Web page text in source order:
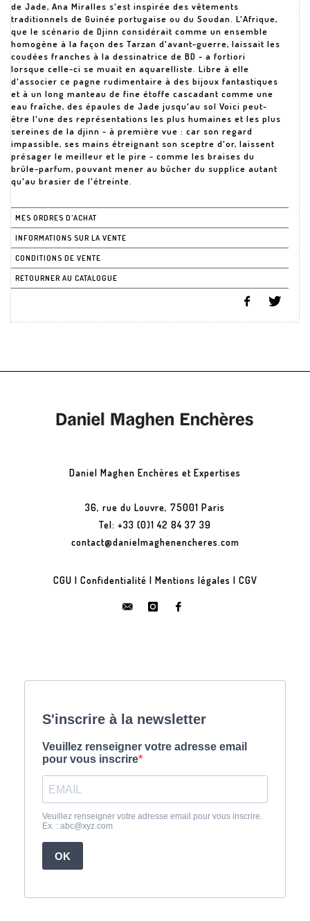
de Jade, Ana Miralles s'est inspirée des vêtements
traditionnels de Guinée portugaise ou du Soudan. L'Afrique,
que le scénario de Djinn considérait comme un ensemble
homogène à la façon des Tarzan d'avant-guerre, laissait les
coudées franches à la dessinatrice de BD - a fortiori
lorsque celle-ci se muait en aquarelliste. Libre à elle
d'associer ce pagne rudimentaire à des bijoux fantastiques
et à un long manteau de fine étoffe cascadant comme une
eau fraîche, des épaules de Jade jusqu'au sol Voici peut-
être l'une des représentations les plus humaines et les plus
sereines de la djinn - à première vue : car son regard
impassible, ses mains étreignant son sceptre d'or, laissent
présager le meilleur et le pire - comme les braises du
brûle-parfum, pouvant mener au bûcher du supplice autant
qu'au brasier de l'étreinte.
MES ORDRES D'ACHAT
INFORMATIONS SUR LA VENTE
CONDITIONS DE VENTE
RETOURNER AU CATALOGUE
Daniel Maghen Enchères et Expertises
36, rue du Louvre, 75001 Paris
Tel: +33 (0)1 42 84 37 39
contact@danielmaghenencheres.com
CGU | Confidentialité | Mentions légales | CGV